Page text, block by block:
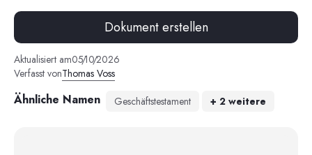
Dokument erstellen
Aktualisiert am05/10/2026
Verfasst vonThomas Voss
Ähnliche Namen Geschäftstestament + 2 weitere